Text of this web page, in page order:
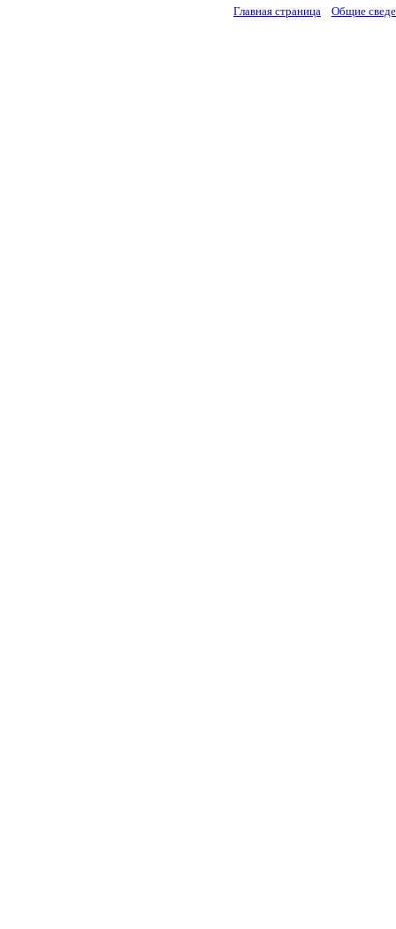
Главная страница Общие